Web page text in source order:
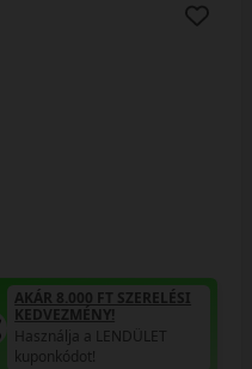
AKÁR 8.000 FT SZERELÉSI
KEDVEZMÉNY!
Használja a LENDÜLET
kuponkódot!